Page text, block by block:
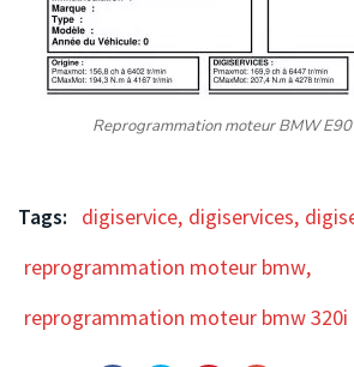
Reprogrammation moteur BMW
Tags: digiservice, digiservices,
reprogrammation moteur bmw,
reprogrammation moteur bmw 320i